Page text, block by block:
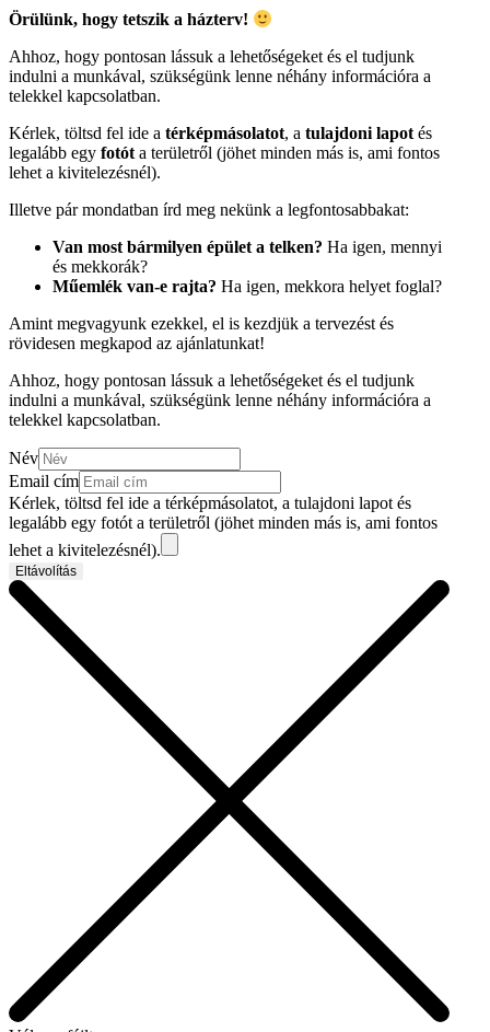
Örülünk, hogy tetszik a házterv!
Ahhoz, hogy pontosan lássuk a lehetőségeket és el tudjunk
indulni a munkával, szükségünk lenne néhány információra a
telekkel kapcsolatban.
Kérlek, töltsd fel ide a térképmásolatot, a tulajdoni lapotés
legalább egy fotóta területről (jöhet minden más is, ami fontos
lehet a kivitelezésnél).
Illetve pár mondatban írd meg nekünk a legfontosabbakat:
Van most bármilyen épület a telken? Ha igen, mennyi
és mekkorák?
Műemlék van-e rajta? Ha igen, mekkora helyet foglal?
Amint megvagyunk ezekkel, el is kezdjük a tervezést és
rövidesen megkapod az ajánlatunkat!
Ahhoz, hogy pontosan lássuk a lehetőségeket és el tudjunk
indulni a munkával, szükségünk lenne néhány információra a
telekkel kapcsolatban.
Név
Email cím
Kérlek, töltsd fel ide a térképmásolatot, a tulajdoni lapot és
legalább egy fotót a területről (jöhet minden más is, ami fontos
lehet a kivitelezésnél).
Eltávolítás